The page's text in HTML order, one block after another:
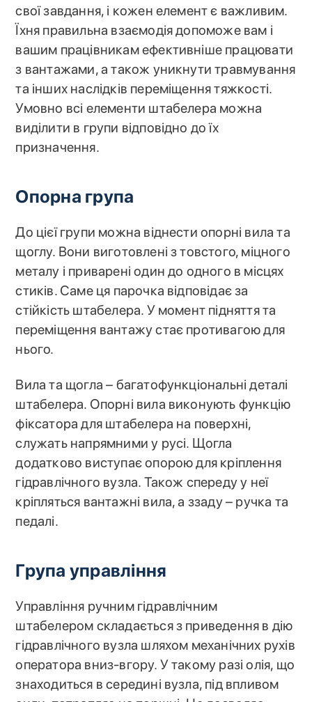
свої завдання, і кожен елемент є важливим.
Їхня правильна взаємодія допоможе вам і
вашим працівникам ефективніше працювати
з вантажами, а також уникнути травмування
та інших наслідків переміщення тяжкості.
Умовно всі елементи штабелера можна
виділити в групи відповідно до їх
призначення.
Опорна група
До цієї групи можна віднести опорні вила та
щоглу. Вони виготовлені з товстого, міцного
металу і приварені один до одного в місцях
стиків. Саме ця парочка відповідає за
стійкість штабелера. У момент підняття та
переміщення вантажу стає противагою для
нього.
Вила та щогла – багатофункціональні деталі
штабелера. Опорні вила виконують функцію
фіксатора для штабелера на поверхні,
служать напрямними у русі. Щогла
додатково виступає опорою для кріплення
гідравлічного вузла. Також спереду у неї
кріпляться вантажні вила, а ззаду – ручка та
педалі.
Група управління
Управління ручним гідравлічним
штабелером складається з приведення в дію
гідравлічного вузла шляхом механічних рухів
оператора вниз-вгору. У такому разі олія, що
знаходиться в середині вузла, під впливом